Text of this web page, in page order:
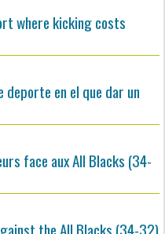
where kicking costs
en el que dar un
face aux All Blacks (34-